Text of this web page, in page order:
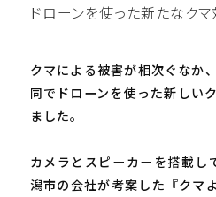
ドローンを使った新たなク
クマによる被害が相次ぐなか
同でドローンを使った新しい
ました。
カメラとスピーカーを搭載し
潟市の会社が考案した『クマ